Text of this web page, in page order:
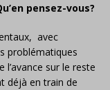
pensez-vous?
avec
problématiques
sur le reste
déjà en train de